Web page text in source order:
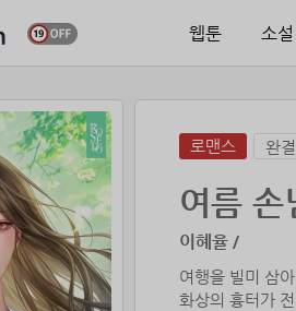
웹툰 소설
로맨스 완결
여름 손
이혜율 /
여행을 빌미 삼
화상의 흉터가